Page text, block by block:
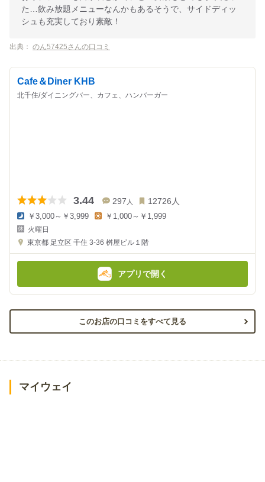
た…飲み放題メニューなんかもあるそうで、サイドディッ
シュも充実しており素敵！
出典： のん57425さんの口コミ
Cafe＆Diner KHB
北千住/ダイニングバー、カフェ、ハンバーガー
3.44 297 人 12726 人
夜
の
金
￥3,000～￥3,999
金
￥1,000～￥1,999
火曜日
東京都 足立区 千住 3-36 桝屋ビル１階
アプリで開く
このお店の口コミをすべて見る
マイウェイ